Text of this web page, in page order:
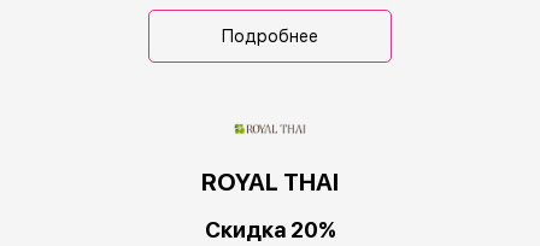
Подробнее
ROYAL THAI
Скидка 20%